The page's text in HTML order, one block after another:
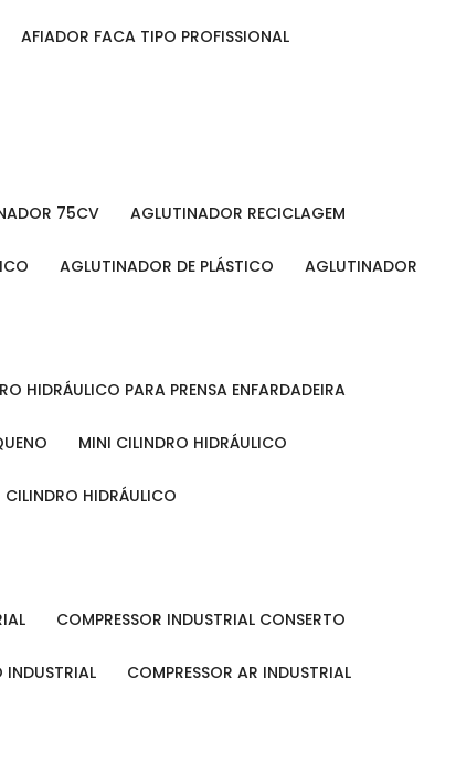
AFIADOR FACA TIPO PROFISSIONAL
75CV AGLUTINADOR RECICLAGEM
AGLUTINADOR DE PLÁSTICO AGLUTINADOR
HIDRÁULICO PARA PRENSA ENFARDADEIRA
MINI CILINDRO HIDRÁULICO
CILINDRO HIDRÁULICO
COMPRESSOR INDUSTRIAL CONSERTO
INDUSTRIAL COMPRESSOR AR INDUSTRIAL